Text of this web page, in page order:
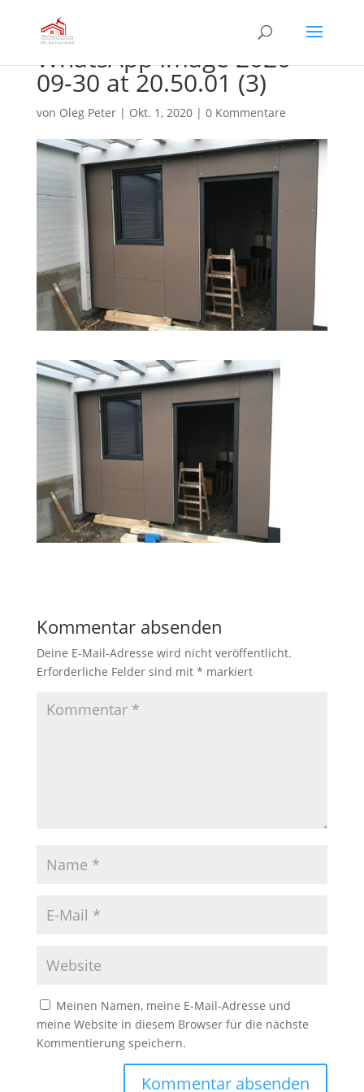
WhatsApp Image 2020-
09-30 at 20.50.01 (3)
von Oleg Peter| Okt. 1, 2020| 0 Kommentare
Kommentar absenden
Deine E-Mail-Adresse wird nicht veröffentlicht.
Erforderliche Felder sind mit * markiert
Meinen Namen, meine E-Mail-Adresse und
meine Website in diesem Browser für die nächste
Kommentierung speichern.